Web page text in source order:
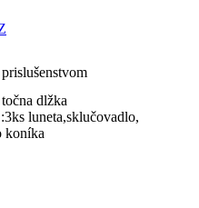
dlžka
luneta,sklučovadlo,
koníka